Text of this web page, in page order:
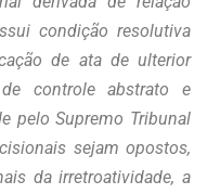
condição resolutiva
de ata de ulterior
controle abstrato e
pelo Supremo Tribunal
sejam opostos,
da irretroatividade, a